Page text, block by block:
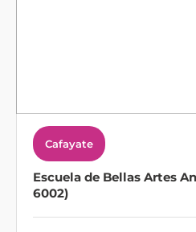
Cafayate
Escuela de Bellas Artes
6002)